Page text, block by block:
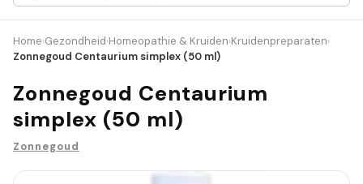
Home›Gezondheid›Homeopathie & Kruiden›Kruidenpreparaten›
Zonnegoud Centaurium simplex (50 ml)
Zonnegoud Centaurium
simplex (50 ml)
Zonnegoud